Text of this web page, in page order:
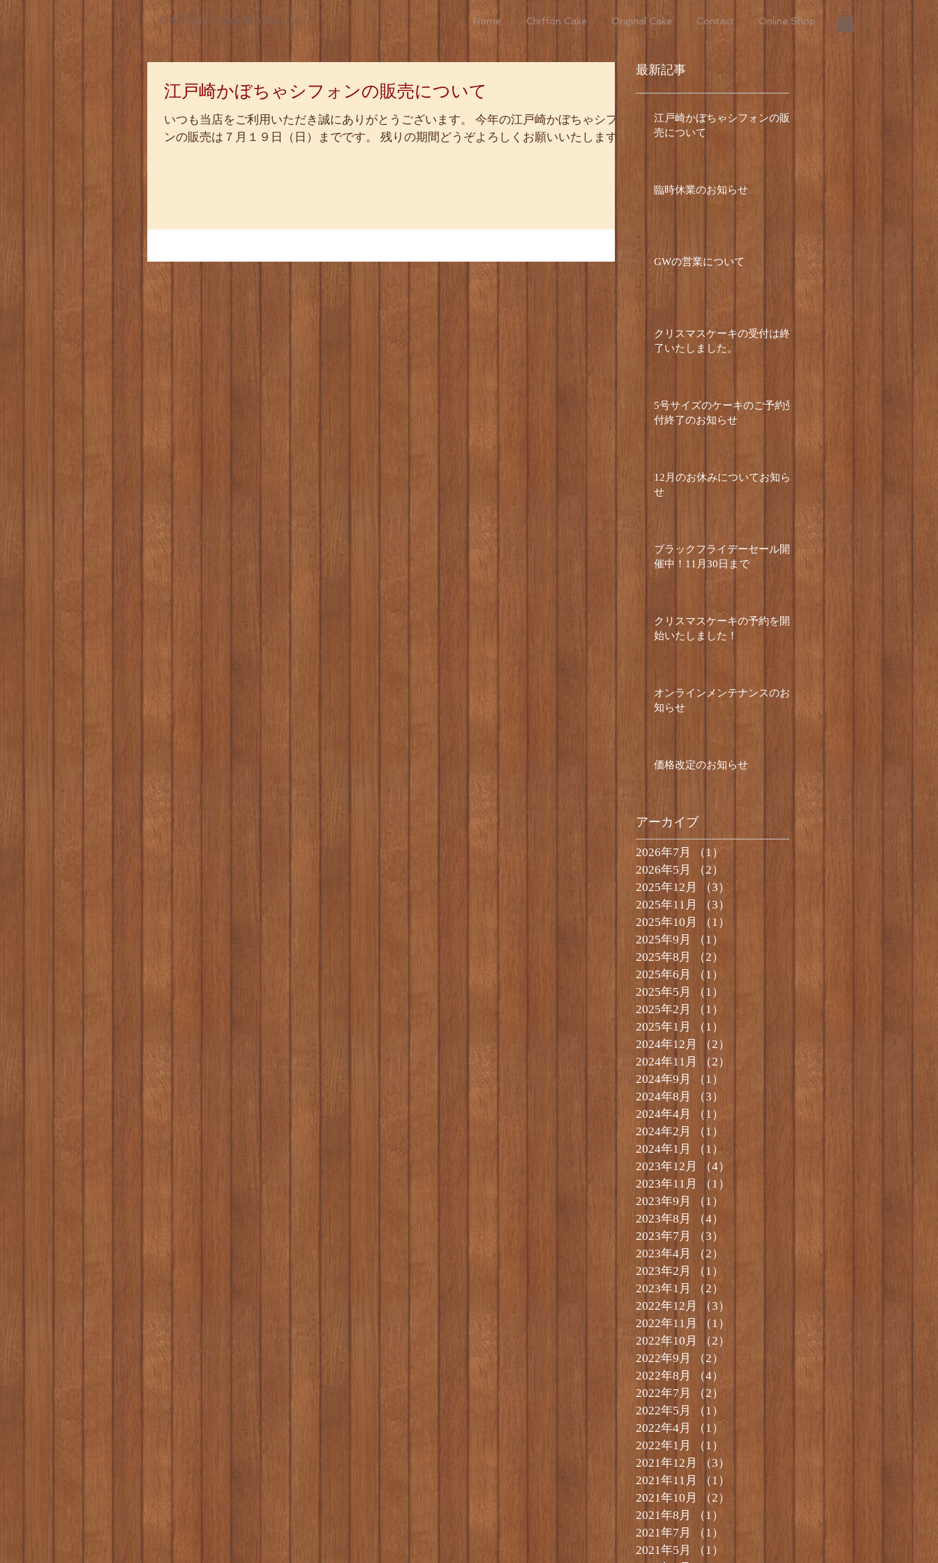
Chiffon Cake Kobo Juri Home Chiffon Cake Original Cake Contact Online Shop
江戸崎かぼちゃシフォンの販売について
いつも当店をご利用いただき誠にありがとうございます。 今年の江戸崎かぼちゃシフォ
ンの販売は７月１９日（日）までです。 残りの期間どうぞよろしくお願いいたします。
最新記事
江戸崎かぼちゃシフォンの販
売について
臨時休業のお知らせ
GWの営業について
クリスマスケーキの受付は終
了いたしました。
5号サイズのケーキのご予約受
付終了のお知らせ
12月のお休みについてお知ら
せ
ブラックフライデーセール開
催中！11月30日まで
クリスマスケーキの予約を開
始いたしました！
オンラインメンテナンスのお
知らせ
価格改定のお知らせ
アーカイブ
2026年7月 （1）
2026年5月
（2）
2025年12月
（3）
2025年11月
（3）
2025年10月
（1）
2025年9月
（1）
2025年8月
（2）
2025年6月
（1）
2025年5月
（1）
2025年2月
（1）
2025年1月
（1）
2024年12月
（2）
2024年11月
（2）
2024年9月
（1）
2024年8月
（3）
2024年4月
（1）
2024年2月
（1）
2024年1月
（1） 1件の記事
2023年12月
（4）
4件の記事
2023年11月
（1）
2023年9月
（1）
2023年8月
（4）
2023年7月
（3）
2023年4月
（2）
2023年2月
（1）
2023年1月
（2）
2022年12月
（3）
2022年11月
（1）
2022年10月
（2）
2022年9月
（2）
2022年8月
（4）
2022年7月
（2）
2022年5月
（1）
2022年4月
（1）
2022年1月
（1）
2021年12月
（3）
2021年11月
（1）
2021年10月
（2）
2021年8月
（1）
2021年7月
（1）
2021年5月
（1）